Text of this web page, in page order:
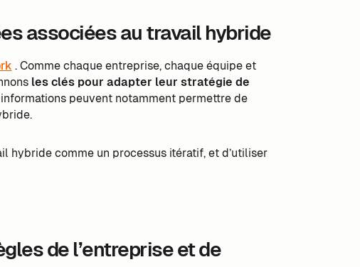
associées au travail hybride
. Comme chaque entreprise, chaque équipe et
les clés pour adapter leur stratégie de
informations peuvent notamment permettre de
comme un processus itératif, et d’utiliser
de l’entreprise et de